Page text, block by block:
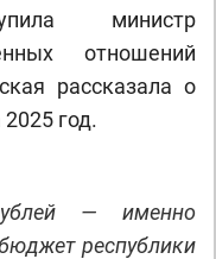
министр
отношений
рассказала о
год.
— именно
республики